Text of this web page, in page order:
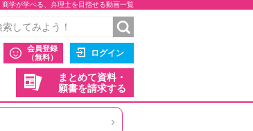
商学が学べる、弁理士を目指せる動画一覧
会員登録
（無料）
ログイン
まとめて資料・
願書を請求する
›